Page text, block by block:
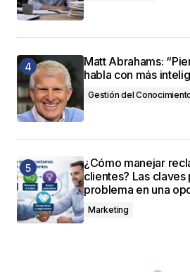
Matt Abrahams:
habla con más
Gestión del
¿Cómo manejar
clientes? Las
problema en una
Marketing